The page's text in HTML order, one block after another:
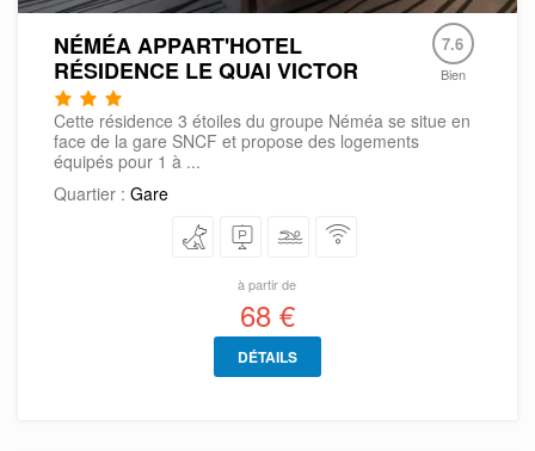
NÉMÉA APPART'HOTEL
RÉSIDENCE LE QUAI VICTOR
7.6
Bien
Cette résidence 3 étoiles du groupe Néméa se situe en
face de la gare SNCF et propose des logements
équipés pour 1 à ...
Quartier : Gare
à partir de
68 €
DÉTAILS